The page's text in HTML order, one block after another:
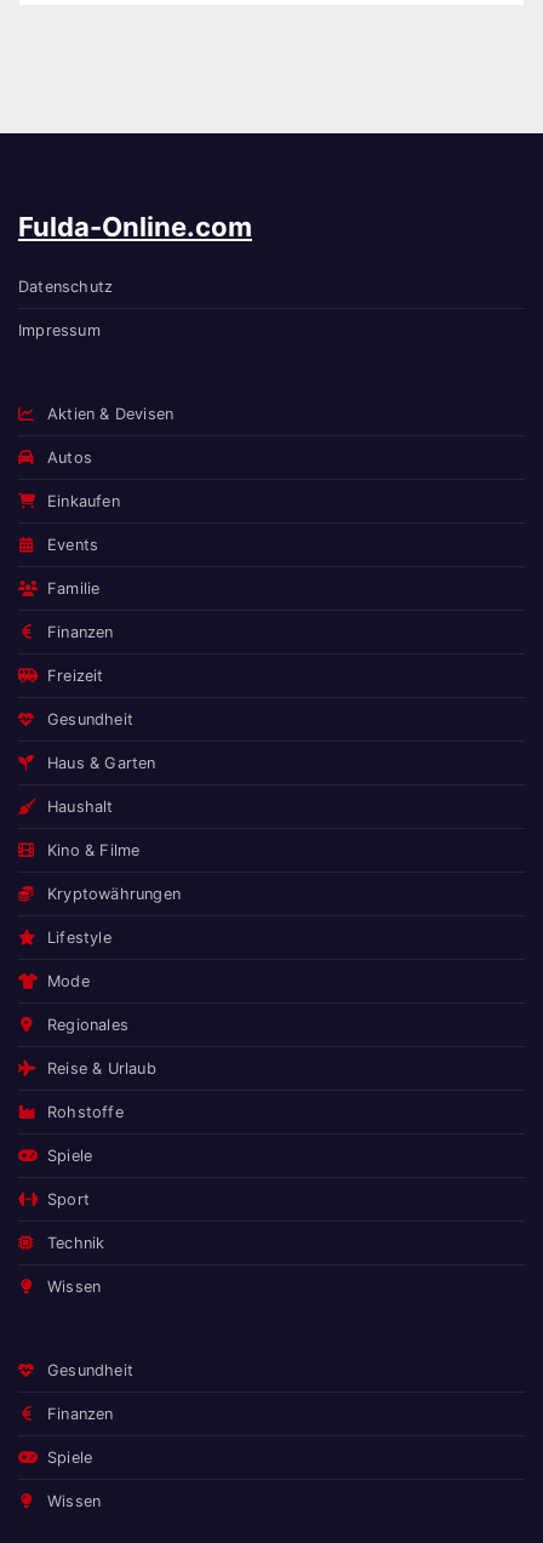
Fulda-Online.com
Datenschutz
Impressum
Aktien & Devisen
Autos
Einkaufen
Events
Familie
Finanzen
Freizeit
Gesundheit
Haus & Garten
Haushalt
Kino & Filme
Kryptowährungen
Lifestyle
Mode
Regionales
Reise & Urlaub
Rohstoffe
Spiele
Sport
Technik
Wissen
Gesundheit
Finanzen
Spiele
Wissen